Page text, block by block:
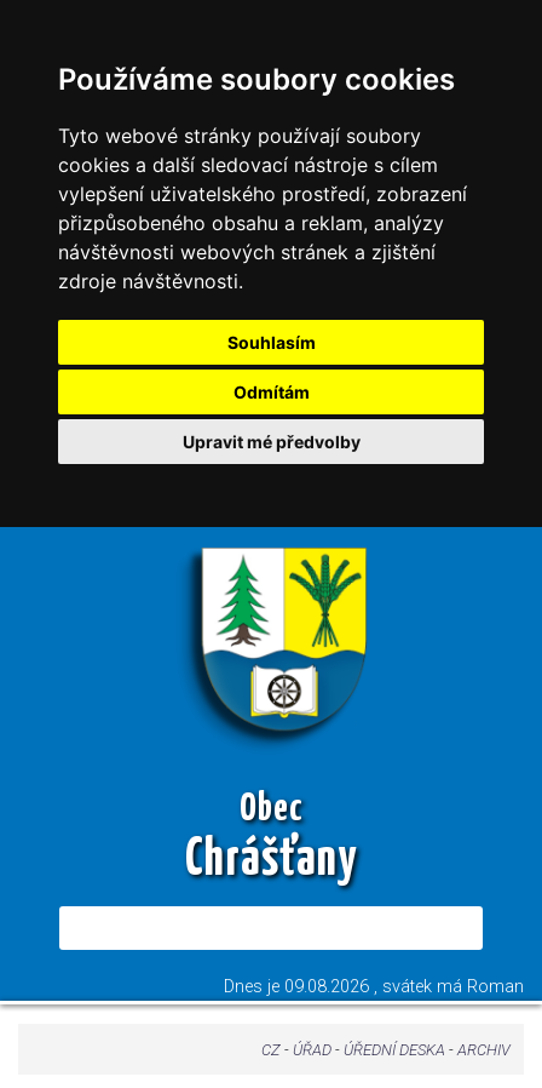
Používáme soubory cookies
Tyto webové stránky používají soubory
cookies a další sledovací nástroje s cílem
vylepšení uživatelského prostředí, zobrazení
přizpůsobeného obsahu a reklam, analýzy
návštěvnosti webových stránek a zjištění
zdroje návštěvnosti.
Souhlasím
Odmítám
Upravit mé předvolby
Obec
Chrášťany
Dnes je 09.08.2026 , svátek má Roman
CZ- ÚŘAD- ÚŘEDNÍ DESKA - ARCHIV